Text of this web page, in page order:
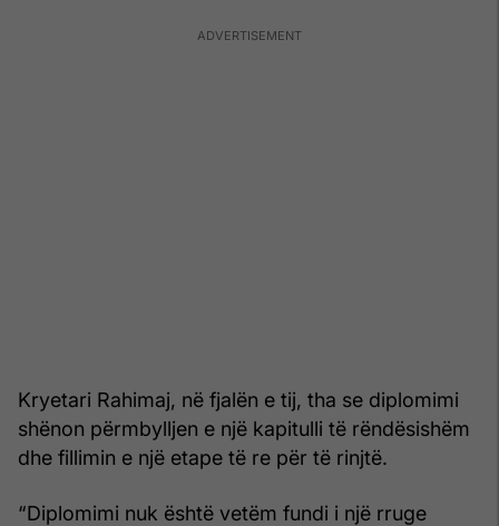
Kryetari Rahimaj, në fjalën e tij, tha se diplomimi
shënon përmbylljen e një kapitulli të rëndësishëm
dhe fillimin e një etape të re për të rinjtë.
“Diplomimi nuk është vetëm fundi i një rruge